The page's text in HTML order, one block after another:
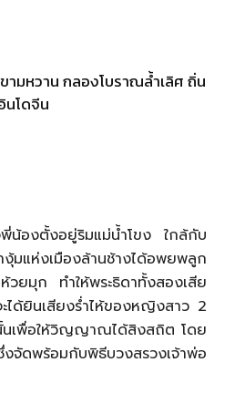
ามหวาน กลองโบราณล้ำเลิศ ถิ่น
นโดจีน
น้องตั้งอยู่ริมแม่น้ำโขง ใกล้กับ
มแห่งเมืองล้านช้างได้อพยพลูก
วยมุก ทำให้พระธิดาทั้งสองเสีย
ด้ยินเสียงร่ำไห้ของหญิงสาว 2
นเพื่อให้วิญญาณได้สิงสถิต โดย
จัดพร้อมกับพิธีบวงสรวงเจ้าพ่อ